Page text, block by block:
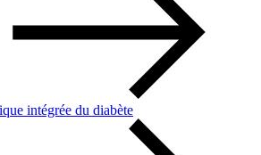
intégrée du diabète